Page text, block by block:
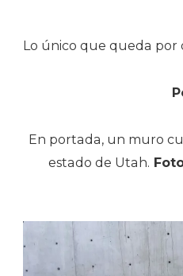
Lo único que queda por
En portada, un muro
estado de Utah.